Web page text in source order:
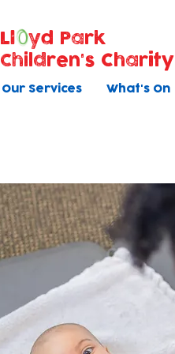
Our Services What's On
Ll
yd Park
Children's Charity